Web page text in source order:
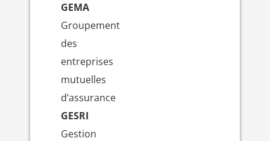
GEMA
Groupement
des
entreprises
mutuelles
d‘assurance
GESRI
Gestion